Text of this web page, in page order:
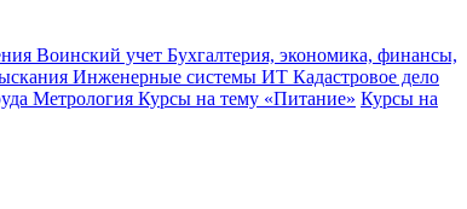
Воинский учет Бухгалтерия, экономика, финансы,
Инженерные системы ИТ Кадастровое дело
Метрология Курсы на тему «Питание» Курсы на